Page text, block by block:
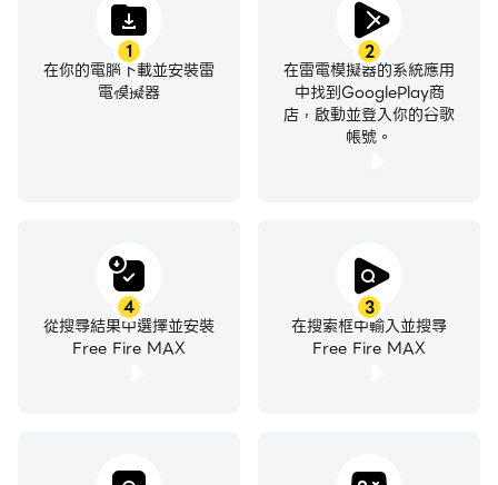
Garena 客服中心：
https://tw.support.garena.com/ticket/ff?bc=game
1
在你的電腦下載並安裝雷
電模擬器
2
在雷電模擬器的系統應用
中找到GooglePlay商
店，啟動並登入你的谷歌
帳號。
3
在搜索框中輸入並搜尋
Free Fire MAX
4
從搜尋結果中選擇並安裝
Free Fire MAX